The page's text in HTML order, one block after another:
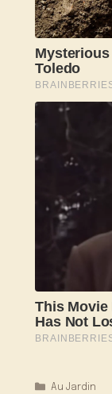
Catégories
Au Jardin